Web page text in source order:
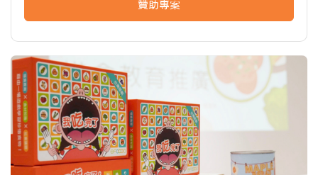
育更具體、也更有趣。
📩 下單後，我們將以電子檔形式寄送教材，老師可直接列印
使用或投影教學。
用一場遊戲，讓孩子更關心食物、守護地球🌍
贊助專案